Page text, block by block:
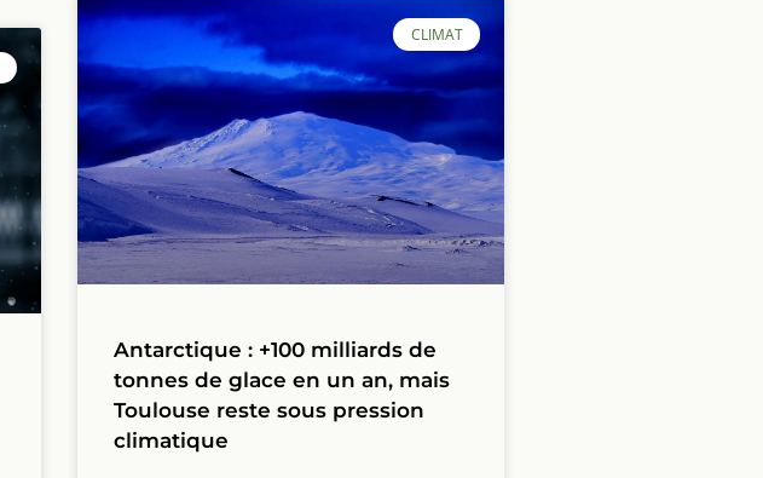
CLIMAT
Antarctique : +100 milliards de
tonnes de glace en un an, mais
Toulouse reste sous pression
climatique